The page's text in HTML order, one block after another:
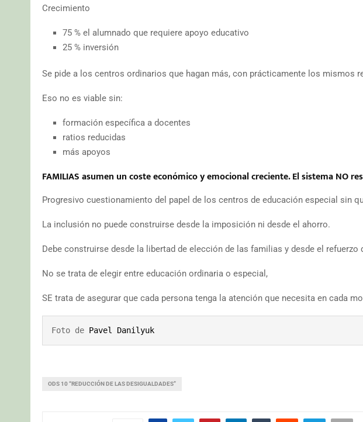
Crecimiento
75 % el alumnado que requiere apoyo educativo
25 % inversión
Se pide a los centros ordinarios que hagan más, con prácticamente los mismos
Eso no es viable sin:
formación específica a docentes
ratios reducidas
más apoyos
FAMILIAS asumen un coste económico y emocional creciente. El sistema NO
Progresivo cuestionamiento del papel de los centros de educación especial sin
La inclusión no puede construirse desde la imposición ni desde el ahorro.
Debe construirse desde la libertad de elección de las familias y desde el
No se trata de elegir entre educación ordinaria o especial,
SE trata de asegurar que cada persona tenga la atención que necesita en cada
Foto de Pavel Danilyuk
ODS 10 “REDUCCIÓN DE LAS DESIGUALDADES”